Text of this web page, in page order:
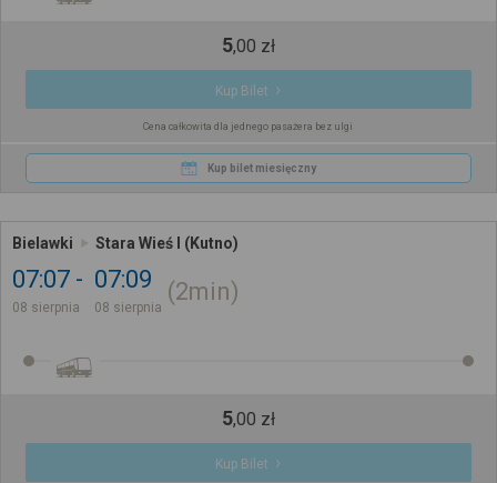
5,00 zł
Kup Bilet
Cena całkowita dla jednego pasażera bez ulgi
Kup bilet miesięczny
Bielawki Stara Wieś I (Kutno)
07:07
08 sierpnia
07:09
08 sierpnia
2min
5,00 zł
Kup Bilet